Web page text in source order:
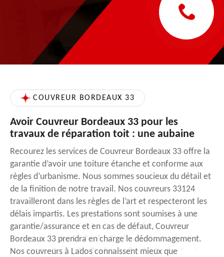
COUVREUR BORDEAUX 33
Avoir Couvreur Bordeaux 33 pour les
travaux de réparation toit : une aubaine
Recourez les services de Couvreur Bordeaux 33 offre la
garantie d’avoir une toiture étanche et conforme aux
règles d’urbanisme. Nous sommes soucieux du détail et
de la finition de notre travail. Nos couvreurs 33124
travailleront dans les règles de l’art et respecteront les
délais impartis. Les prestations sont soumises à une
garantie/assurance et en cas de défaut, Couvreur
Bordeaux 33 prendra en charge le dédommagement.
Nos couvreurs à Lados connaissent mieux que